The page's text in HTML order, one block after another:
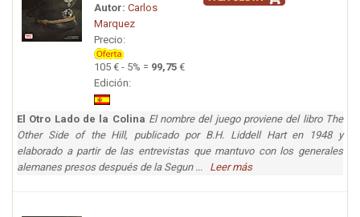
Autor: Carlos
Marquez
Precio:
105 € - 5% = 99,75 €
Edición:
El Otro Lado de la Colina El nombre del juego proviene del libro The
Other Side of the Hill, publicado por B.H. Liddell Hart en 1948 y
elaborado a partir de las entrevistas que mantuvo con los generales
alemanes presos después de la Segun ... Leer más